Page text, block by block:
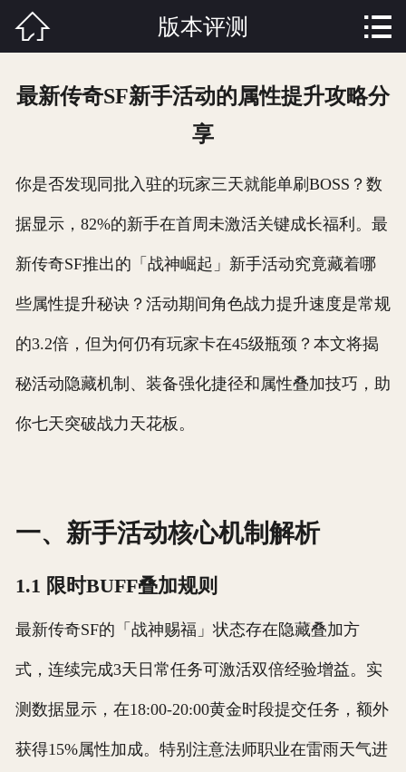
玩家体验
人才招聘
联系我们
在线留言
 版本评测 
最新传奇SF新手活动的属性提升攻略分
享
你是否发现同批入驻的玩家三天就能单刷BOSS？数
据显示，82%的新手在首周未激活关键成长福利。最
新传奇SF推出的「战神崛起」新手活动究竟藏着哪
些属性提升秘诀？活动期间角色战力提升速度是常规
的3.2倍，但为何仍有玩家卡在45级瓶颈？本文将揭
秘活动隐藏机制、装备强化捷径和属性叠加技巧，助
你七天突破战力天花板。
一、新手活动核心机制解析
1.1 限时BUFF叠加规则
最新传奇SF的「战神赐福」状态存在隐藏叠加方
式，连续完成3天日常任务可激活双倍经验增益。实
测数据显示，在18:00-20:00黄金时段提交任务，额外
获得15%属性加成。特别注意法师职业在雷雨天气进